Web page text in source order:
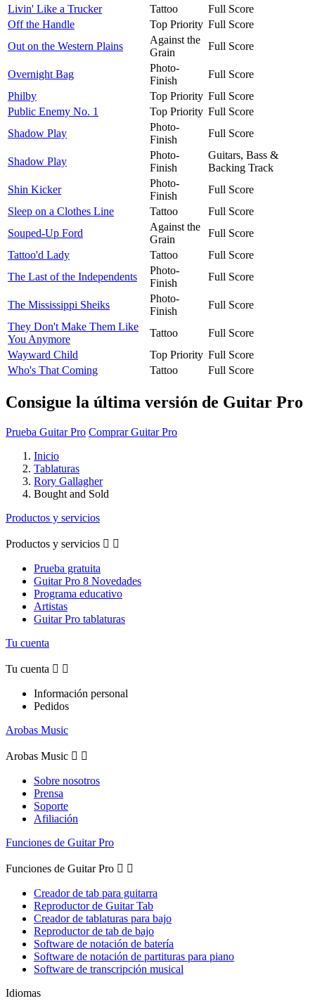
Livin' Like a Trucker
Tattoo
Full Score
Off the Handle
Top Priority Full Score
Out on the Western Plains
Against the
Grain
Full Score
Overnight Bag
Photo-
Finish
Full Score
Philby
Top Priority Full Score
Public Enemy No. 1
Top Priority Full Score
Shadow Play
Photo-
Finish
Full Score
Shadow Play
Photo-
Finish
Guitars, Bass &
Backing Track
Shin Kicker
Photo-
Finish
Full Score
Sleep on a Clothes Line
Tattoo
Full Score
Souped-Up Ford
Against the
Grain
Full Score
Tattoo'd Lady
Tattoo
Full Score
The Last of the Independents
Photo-
Finish
Full Score
The Mississippi Sheiks
Photo-
Finish
Full Score
They Don't Make Them Like
You Anymore
Tattoo
Full Score
Wayward Child
Top Priority Full Score
Who's That Coming
Tattoo Full Score
Consigue la última versión de Guitar Pro
Prueba Guitar Pro Comprar Guitar Pro
Inicio
Tablaturas
Rory Gallagher
Bought and Sold
Productos y servicios
Productos y servicios  
Prueba gratuita
Guitar Pro 8 Novedades
Programa educativo
Artistas
Guitar Pro tablaturas
Tu cuenta
Tu cuenta  
Información personal
Pedidos
Arobas Music
Arobas Music  
Sobre nosotros
Prensa
Soporte
Afiliación
Funciones de Guitar Pro
Funciones de Guitar Pro  
Creador de tab para guitarra
Reproductor de Guitar Tab
Creador de tablaturas para bajo
Reproductor de tab de bajo
Software de notación de batería
Software de notación de partituras para piano
Software de transcripción musical
Idiomas